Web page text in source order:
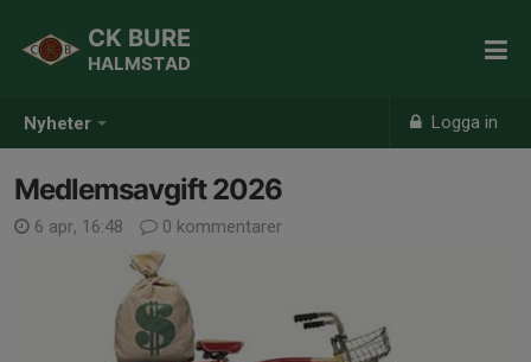
Nyheter Logga in
CK BURE
HALMSTAD
Medlemsavgift 2026
6 apr, 16:48 0 kommentarer